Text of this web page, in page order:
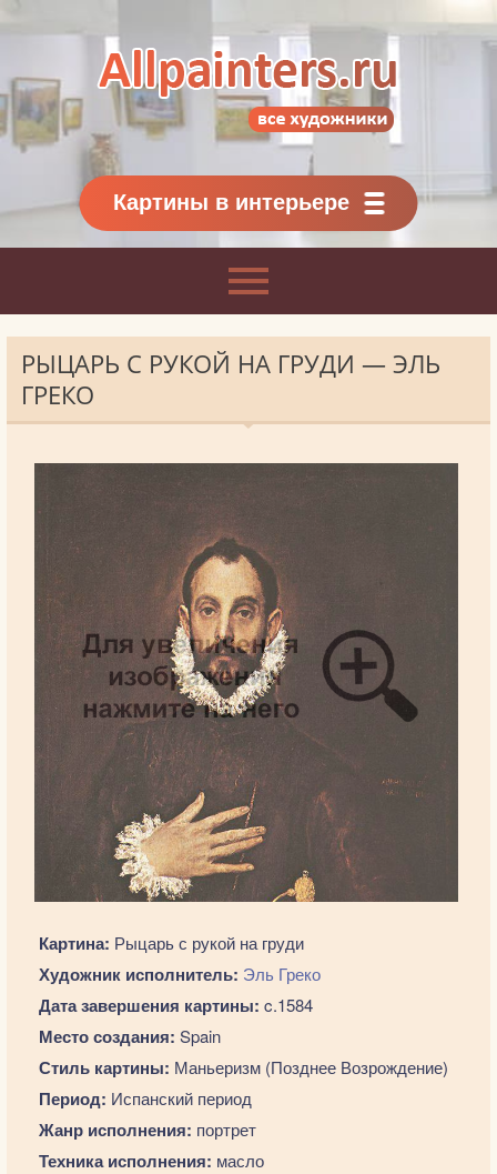
Картины классиков
и современников
Картины в интерьере
РЫЦАРЬ С РУКОЙ НА ГРУДИ — ЭЛЬ
ГРЕКО
Картина: Рыцарь с рукой на груди
Художник исполнитель: Эль Греко
Дата завершения картины: c.1584
Место создания: Spain
Стиль картины: Маньеризм (Позднее Возрождение)
Период: Испанский период
Жанр исполнения: портрет
Техника исполнения: масло